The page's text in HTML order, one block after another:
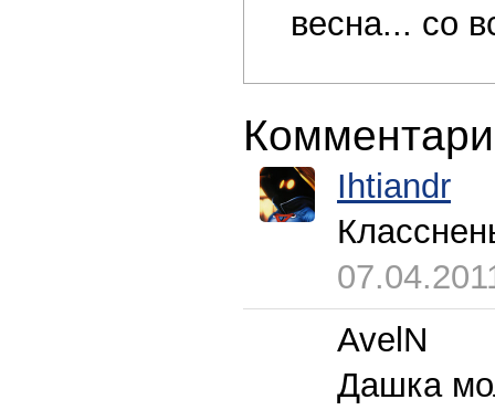
весна... со
Ihtiandr
AvelN
Дашка